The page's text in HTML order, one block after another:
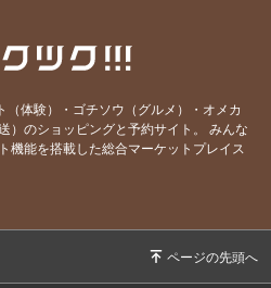
（体験）・ゴチソウ（グルメ）・オメカ
）のショッピングと予約サイト。
みんな
機能を搭載した総合マーケットプレイス